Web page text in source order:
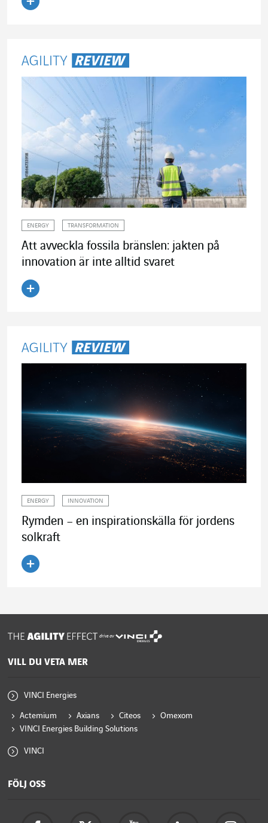
ENERGY TRANSFORMATION
Att avveckla fossila bränslen: jakten på
innovation är inte alltid svaret
ENERGY INNOVATION
Rymden – en inspirationskälla för jordens
solkraft
drivs av
VILL DU VETA MER
VINCI Energies
Actemium Axians Citeos
Omexom
VINCI Energies Building Solutions
VINCI
FÖLJ OSS